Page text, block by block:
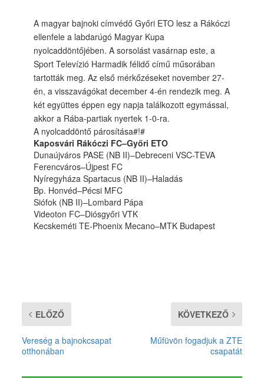
A magyar bajnoki címvédő Győri ETO lesz a Rákóczi
ellenfele a labdarúgó Magyar Kupa
nyolcaddöntőjében. A sorsolást vasárnap este, a
Sport Televízió Harmadik félidő című műsorában
tartották meg. Az első mérkőzéseket november 27-
én, a visszavágókat december 4-én rendezik meg. A
két együttes éppen egy napja találkozott egymással,
akkor a Rába-partiak nyertek 1-0-ra.
A nyolcaddöntő párosítása#!#
Kaposvári Rákóczi FC–Győri ETO
Dunaújváros PASE (NB II)–Debreceni VSC-TEVA
Ferencváros–Újpest FC
Nyíregyháza Spartacus (NB II)–Haladás
Bp. Honvéd–Pécsi MFC
Siófok (NB II)–Lombard Pápa
Videoton FC–Diósgyőri VTK
Kecskeméti TE-Phoenix Mecano–MTK Budapest
ELŐZŐ
Vereség a bajnokcsapat
otthonában
KÖVETKEZŐ
Műfüvön fogadjuk a ZTE
csapatát